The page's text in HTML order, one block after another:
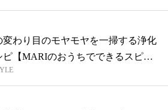
変わり目のモヤモヤを一掃する浄化
ピ【MARIのおうちでできるスピリ